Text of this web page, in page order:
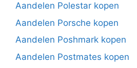
Aandelen Polestar kopen
Aandelen Porsche kopen
Aandelen Poshmark kopen
Aandelen Postmates kopen